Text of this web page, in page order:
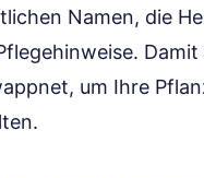
Namen, die
Damit
um Ihre